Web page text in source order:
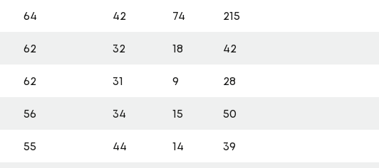
64 42 74 215
62 32 18 42
62 31 9 28
56 34 15 50
55 44 14 39